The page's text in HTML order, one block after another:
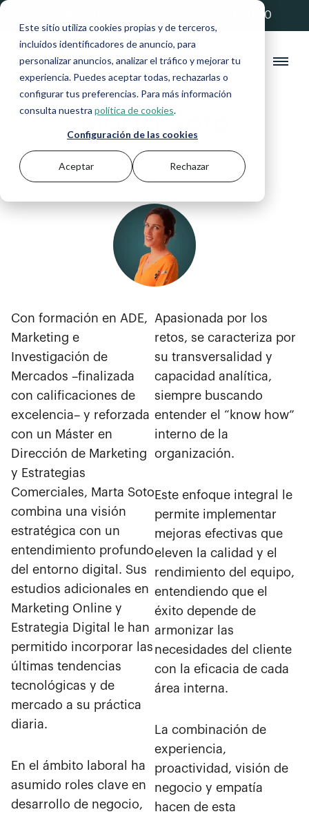
Este sitio utiliza cookies propias y de terceros,
incluidos identificadores de anuncio, para
personalizar anuncios, analizar el tráfico y mejorar tu
experiencia. Puedes aceptar todas, rechazarlas o
configurar tus preferencias. Para más información
consulta nuestra política de cookies.
Configuración de las cookies
Aceptar Rechazar
💚 20% de descuento con el código ANFIX20
Marta Soto
Con formación en ADE,
Marketing e
Investigación de
Mercados –finalizada
con calificaciones de
excelencia– y reforzada
con un Máster en
Dirección de Marketing
y Estrategias
Comerciales, Marta Soto
combina una visión
estratégica con un
entendimiento profundo
del entorno digital. Sus
estudios adicionales en
Marketing Online y
Estrategia Digital le han
permitido incorporar las
últimas tendencias
tecnológicas y de
mercado a su práctica
diaria.
En el ámbito laboral ha
asumido roles clave en
desarrollo de negocio,
Apasionada por los
retos, se caracteriza por
su transversalidad y
capacidad analítica,
siempre buscando
entender el “know how”
interno de la
organización.
Este enfoque integral le
permite implementar
mejoras efectivas que
eleven la calidad y el
rendimiento del equipo,
entendiendo que el
éxito depende de
armonizar las
necesidades del cliente
con la eficacia de cada
área interna.
La combinación de
experiencia,
proactividad, visión de
negocio y empatía
hacen de esta